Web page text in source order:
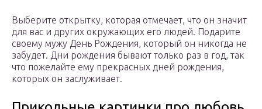
Выберите открытку, которая отмечает, что он значит
для вас и других окружающих его людей. Подарите
своему мужу День Рождения, который он никогда не
забудет. Дни рождения бывают только раз в год, так
что пожелайте ему прекрасных дней рождения,
которых он заслуживает.